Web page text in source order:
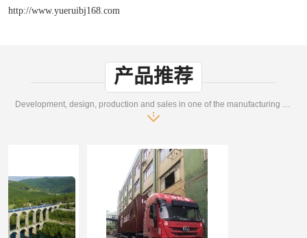
http://www.yueruibj168.com
产品推荐
Development, design, production and sales in one of the manufacturing enterprises